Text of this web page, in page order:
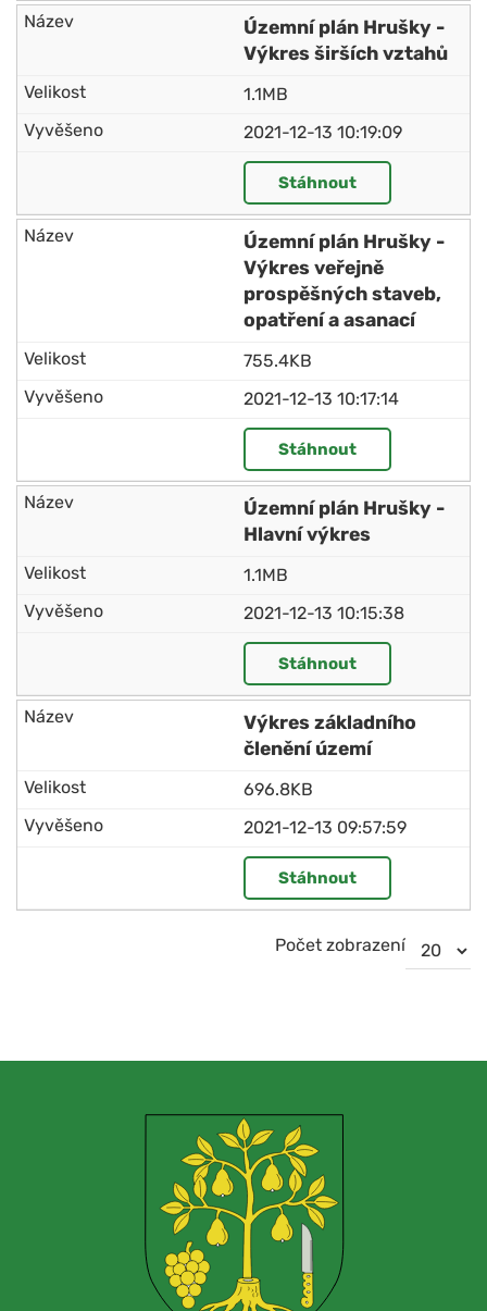
Územní plán Hrušky -
Výkres širších vztahů
1.1MB
2021-12-13 10:19:09
Stáhnout
Územní plán Hrušky -
Výkres veřejně
prospěšných staveb,
opatření a asanací
755.4KB
2021-12-13 10:17:14
Stáhnout
Územní plán Hrušky -
Hlavní výkres
1.1MB
2021-12-13 10:15:38
Stáhnout
Výkres základního
členění území
696.8KB
2021-12-13 09:57:59
Stáhnout
Počet zobrazení